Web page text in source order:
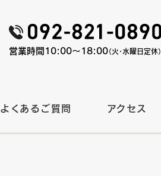
営業時間10:00〜18:00（火・水曜日定休）
よくあるご質問 アクセス